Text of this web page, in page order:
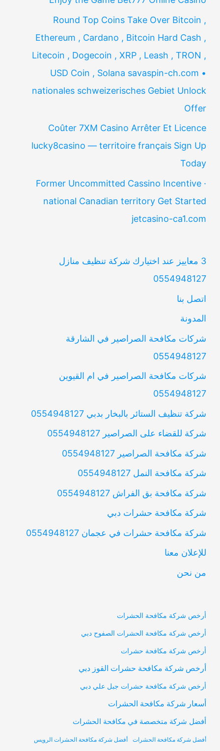
Round Top Coins Take Over Bitcoin ,
Ethereum , Cardano , Bitcoin Hard Cash ,
Litecoin , Dogecoin , XRP , Leash , TRON ,
USD Coin , Solana savaspin-ch.com •
nationales schweizerisches Gebiet Unlock
Offer
Coûter 7XM Casino Arrêter Et Licence
lucky8casino — territoire français Sign Up
Today
Former Uncommitted Cassino Incentive ·
national Canadian territory Get Started
jetcasino-ca1.com
3 معاييز عند اختيارك شركة تنظيف منازل
0554948127
اتصل بنا
المدونة
شركات مكافحة الصراصير في الشارقة
0554948127
شركات مكافحة الصراصير في ام القيوين
0554948127
شركة تنظيف الستائر بالبخار بدبي 0554948127
شركة للقضاء على الصراصير 0554948127
شركة مكافحة الصراصير 0554948127
شركة مكافحة النمل 0554948127
شركة مكافحة بق الفراش 0554948127
شركة مكافحة حشرات دبي
شركة مكافحة حشرات في عجمان 0554948127
للإعلان معنا
من نحن
أرخص شركة مكافحة الحشرات
أرخص شركة مكافحة الحشرات الصفوح دبي
أرخص شركة مكافحة حشرات
أرخص شركة مكافحة حشرات القوز دبي
أرخص شركة مكافحة حشرات جبل علي دبي
أسعار شركة مكافحة الحشرات
أفضل شركة متخصصة في مكافحة الحشرات
أفضل شركة مكافحة الحشرات أفضل شركة مكافحة الحشرات الرويس